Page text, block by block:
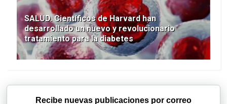
SALUD. Científicos de Harvard han
desarrollado un nuevo y revolucionario
tratamiento para la diabetes
Recibe nuevas publicaciones por correo